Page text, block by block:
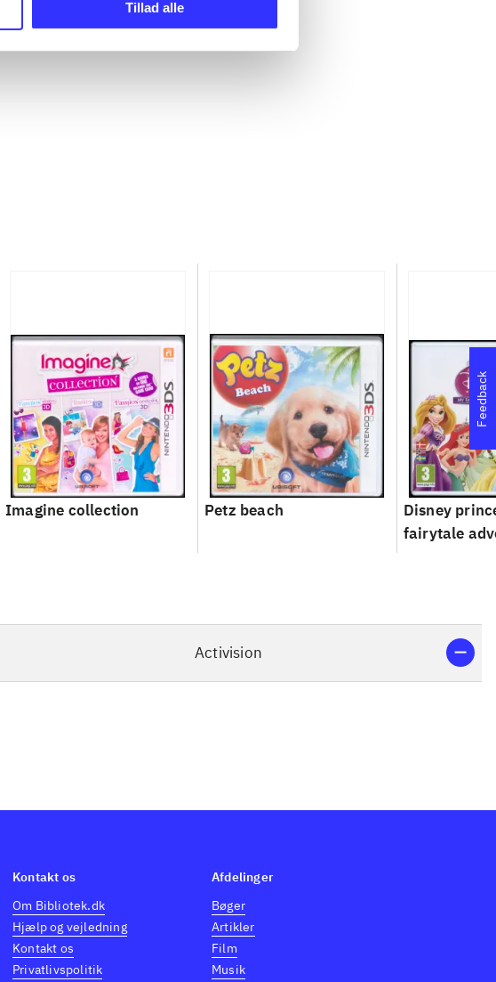
Tillad alle
Imagine collection Petz beach
Disney
fairytale
Activision
Feedback
Kontakt os
Om Bibliotek.dk
Hjælp og vejledning
Kontakt os
Privatlivspolitik
Afdelinger
Bøger
Artikler
Film
Musik